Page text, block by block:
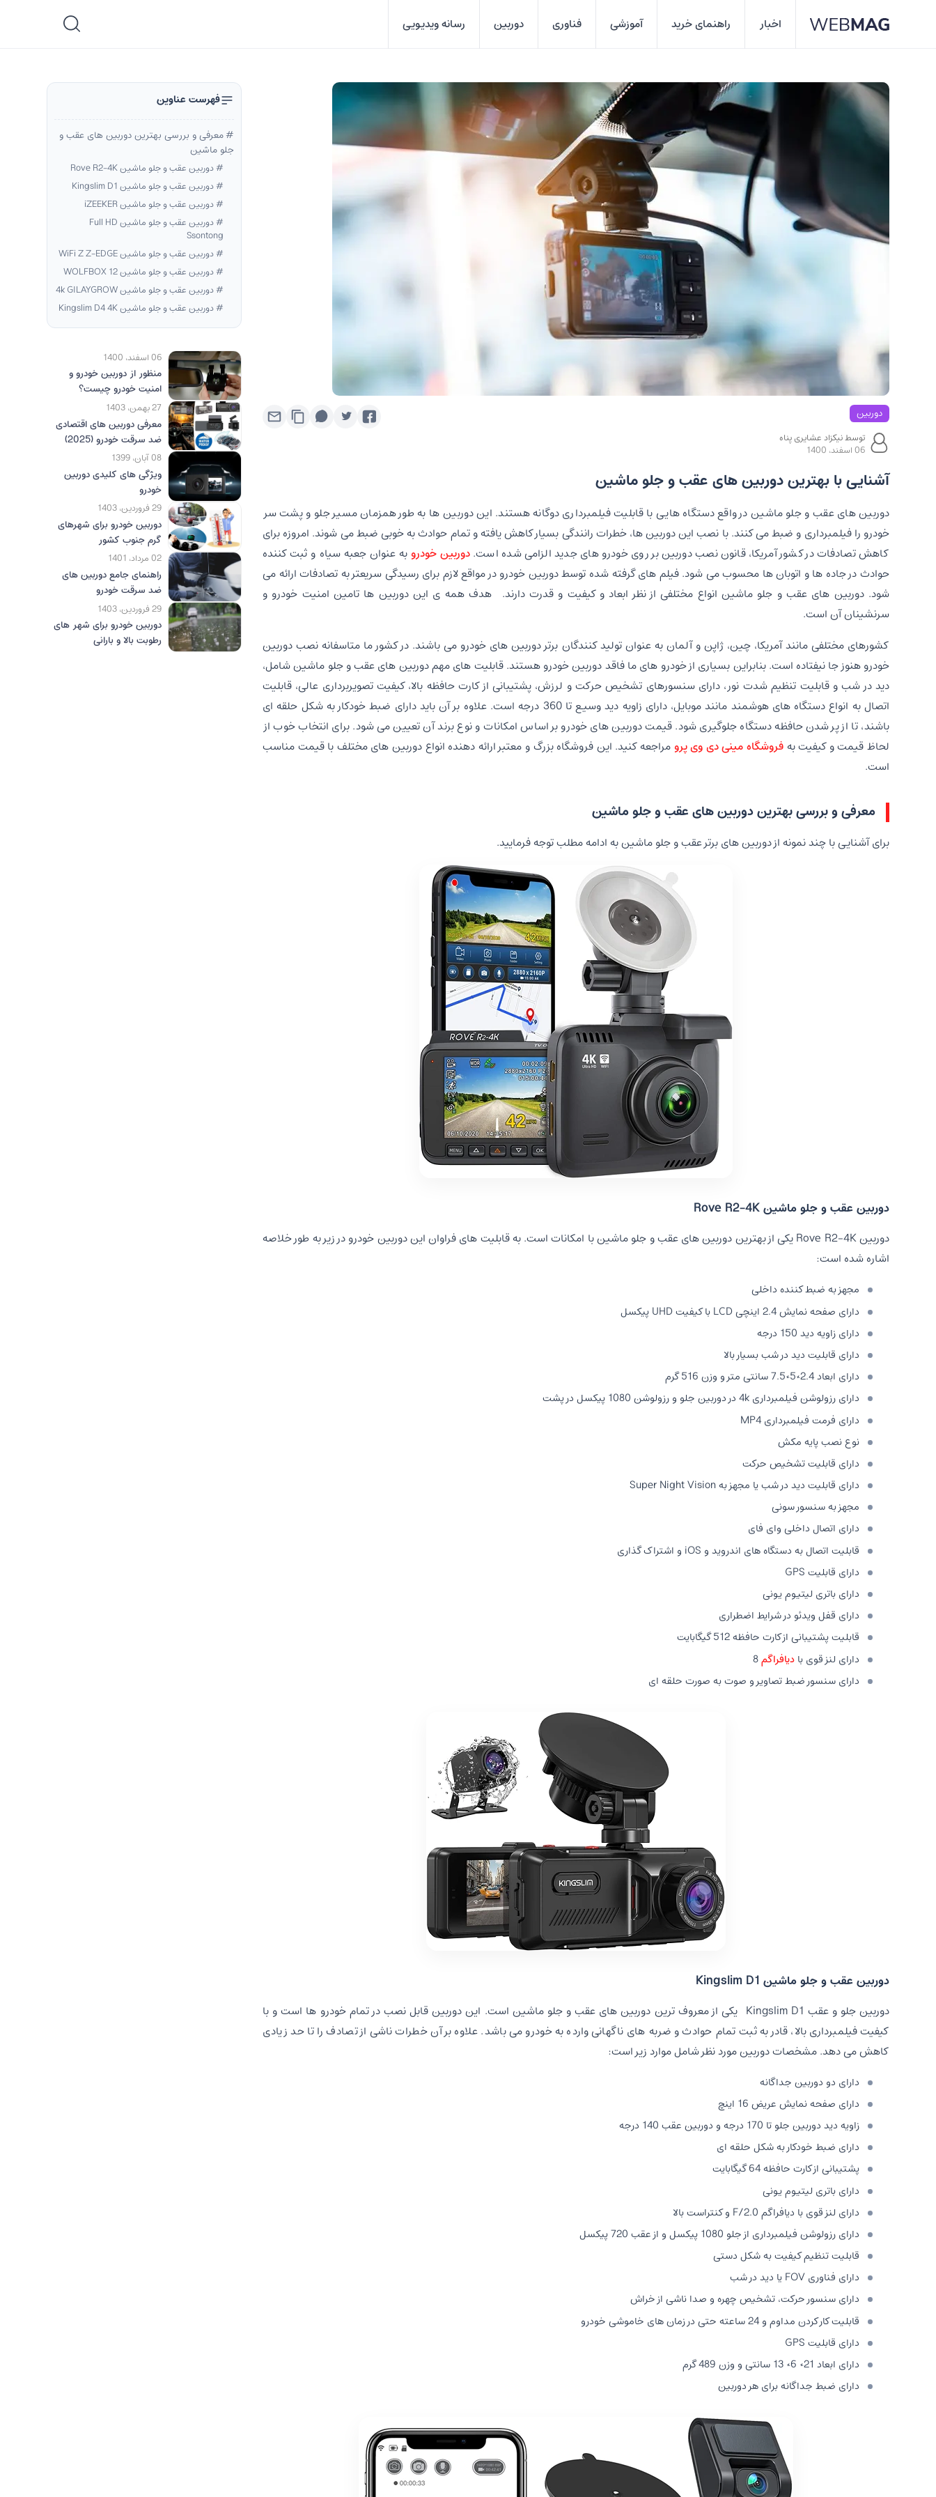
اخبار راهنمای خرید آموزشی فناوری دوربین رسانه ویدیویی
دوربین
توسط نیکزاد عشایری پناه
06 اسفند، 1400
آشنایی با بهترین دوربین های عقب و جلو ماشین
دوربین های عقب و جلو ماشین در واقع دستگاه هایی با قابلیت فیلمبرداری دوگانه هستند. این دوربین ها به طور همزمان مسیر جلو و پشت سر
خودرو را فیلمبرداری و ضبط می کنند. با نصب این دوربین ها، خطرات رانندگی بسیار کاهش یافته و تمام حوادث به خوبی ضبط می شوند. امروزه برای
کاهش تصادفات در کشور آمریکا، قانون نصب دوربین بر روی خودرو های جدید الزامی شده است.دوربین خودرو به عنوان جعبه سیاه و ثبت کننده
حوادث در جاده ها و اتوبان ها محسوب می شود. فیلم های گرفته شده توسط دوربین خودرو در مواقع لازم برای رسیدگی سریعتر به تصادفات ارائه می
شود. دوربین های عقب و جلو ماشین انواع مختلفی از نظر ابعاد و کیفیت و قدرت دارند. هدف همه ی این دوربین ها تامین امنیت خودرو و
سرنشینان آن است.
کشورهای مختلفی مانند آمریکا، چین، ژاپن و آلمان به عنوان تولید کنندگان برتر دوربین های خودرو می باشند. در کشور ما متاسفانه نصب دوربین
خودرو هنوز جا نیفتاده است. بنابراین بسیاری از خودرو های ما فاقد دوربین خودرو هستند. قابلیت های مهم دوربین های عقب و جلو ماشین شامل،
دید در شب و قابلیت تنظیم شدت نور، دارای سنسورهای تشخیص حرکت و لرزش، پشتیبانی از کارت حافظه بالا، کیفیت تصویربرداری عالی، قابلیت
اتصال به انواع دستگاه های هوشمند مانند موبایل، دارای زاویه دید وسیع تا 360 درجه است. علاوه بر آن باید دارای ضبط خودکار به شکل حلقه ای
باشند، تا از پر شدن حافظه دستگاه جلوگیری شود. قیمت دوربین های خودرو بر اساس امکانات و نوع برند آن تعیین می شود. برای انتخاب خوب از
لحاظ قیمت و کیفیت بهفروشگاه مینی دی وی پرو مراجعه کنید. این فروشگاه بزرگ و معتبر ارائه دهنده انواع دوربین های مختلف با قیمت مناسب
است.
معرفی و بررسی بهترین دوربین های عقب و جلو ماشین
برای آشنایی با چند نمونه از دوربین های برتر عقب و جلو ماشین به ادامه مطلب توجه فرمایید.
دوربین عقب و جلو ماشین Rove R2-4K
دوربین Rove R2-4K یکی از بهترین دوربین های عقب و جلو ماشین با امکانات است. به قابلیت های فراوان این دوربین خودرو در زیر به طور خلاصه
اشاره شده است:
مجهز به ضبط کننده داخلی
دارای صفحه نمایش 2.4 اینچی LCD با کیفیت UHD پیکسل
دارای زاویه دید 150 درجه
دارای قابلیت دید در شب بسیار بالا
دارای ابعاد 2.4×5×7.5 سانتی متر و وزن 516 گرم
دارای رزولوشن فیلمبرداری 4k در دوربین جلو و رزولوشن 1080 پیکسل در پشت
دارای فرمت فیلمبرداری MP4
نوع نصب پایه مکش
دارای قابلیت تشخیص حرکت
دارای قابلیت دید در شب یا مجهز به Super Night Vision
مجهز به سنسور سونی
دارای اتصال داخلی وای فای
قابلیت اتصال به دستگاه های اندروید و iOS و اشتراک گذاری
دارای قابلیت GPS
دارای باتری لیتیوم یونی
دارای قفل ویدئو در شرایط اضطراری
قابلیت پشتیبانی از کارت حافظه 512 گیگابایت
دارای لنز قوی بادیافراگم8
دارای سنسور ضبط تصاویر و صوت به صورت حلقه ای
دوربین عقب و جلو ماشین Kingslim D1
دوربین جلو و عقب Kingslim D1 یکی از معروف ترین دوربین های عقب و جلو ماشین است. این دوربین قابل نصب در تمام خودرو ها است و با
کیفیت فیلمبرداری بالا، قادر به ثبت تمام حوادث و ضربه های ناگهانی وارده به خودرو می باشد. علاوه بر آن خطرات ناشی از تصادف را تا حد زیادی
کاهش می دهد. مشخصات دوربین مورد نظر شامل موارد زیر است:
دارای دو دوربین جداگانه
دارای صفحه نمایش عریض 16 اینچ
زاویه دید دوربین جلو تا 170 درجه و دوربین عقب 140 درجه
دارای ضبط خودکار به شکل حلقه ای
پشتیبانی از کارت حافظه 64 گیگابایت
دارای باتری لیتیوم یونی
دارای لنز قوی با دیافراگم F/2.0 و کنتراست بالا
دارای رزولوشن فیلمبرداری از جلو 1080 پیکسل و از عقب 720 پیکسل
قابلیت تنظیم کیفیت به شکل دستی
دارای فناوری FOV یا دید در شب
دارای سنسور حرکت، تشخیص چهره و صدا ناشی از خراش
قابلیت کار کردن مداوم و 24 ساعته حتی در زمان های خاموشی خودرو
دارای قابلیت GPS
دارای ابعاد 21× 6× 13 سانتی و وزن 489 گرم
دارای ضبط جداگانه برای هر دوربین
فهرست عناوین
معرفی و بررسی بهترین دوربین های عقب و
جلو ماشین
دوربین عقب و جلو ماشین Rove R2-4K
دوربین عقب و جلو ماشین Kingslim D1
دوربین عقب و جلو ماشین iZEEKER
دوربین عقب و جلو ماشین Full HD
Ssontong
دوربین عقب و جلو ماشین WiFi Z Z-EDGE
دوربین عقب و جلو ماشین WOLFBOX 12
دوربین عقب و جلو ماشین 4k GILAYGROW
دوربین عقب و جلو ماشین Kingslim D4 4K
06 اسفند، 1400
منظور از دوربین خودرو و
امنیت خودرو چیست؟
27 بهمن، 1403
معرفی دوربین های اقتصادی
ضد سرقت خودرو (2025)
08 آبان، 1399
ویژگی های کلیدی دوربین
خودرو
29 فروردین، 1403
دوربین خودرو برای شهرهای
گرم جنوب کشور
02 مرداد، 1401
راهنمای جامع دوربین های
ضد سرقت خودرو
29 فروردین، 1403
دوربین خودرو برای شهر های
رطوبت بالا و بارانی